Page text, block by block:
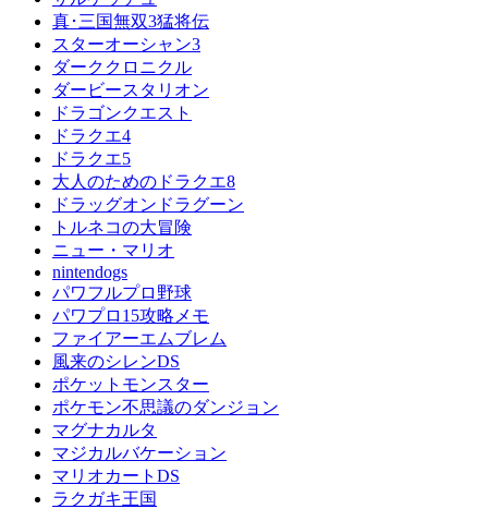
真･三国無双3猛将伝
スターオーシャン3
ダーククロニクル
ダービースタリオン
ドラゴンクエスト
ドラクエ4
ドラクエ5
大人のためのドラクエ8
ドラッグオンドラグーン
トルネコの大冒険
ニュー・マリオ
nintendogs
パワフルプロ野球
パワプロ15攻略メモ
ファイアーエムブレム
風来のシレンDS
ポケットモンスター
ポケモン不思議のダンジョン
マグナカルタ
マジカルバケーション
マリオカートDS
ラクガキ王国